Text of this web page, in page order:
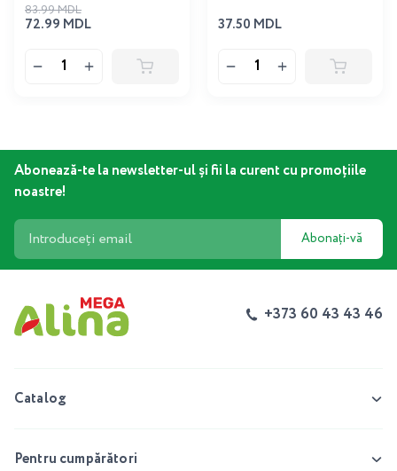
72.99 MDL
83.99 MDL
37.50 MDL
Abonează-te la newsletter-ul și fii la curent cu promoțiile
noastre!
Abonați-vă
+373 60 43 43 46
Catalog
Pentru cumpărători